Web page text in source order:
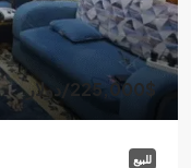
225,000$/دولار
للبيع